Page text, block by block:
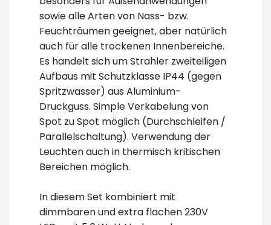
sowie alle Arten von Nass- bzw.
Feuchträumen geeignet, aber natürlich
auch für alle trockenen Innenbereiche.
Es handelt sich um Strahler zweiteiligen
Aufbaus mit Schutzklasse IP44 (gegen
Spritzwasser) aus Aluminium-
Druckguss. Simple Verkabelung von
Spot zu Spot möglich (Durchschleifen /
Parallelschaltung). Verwendung der
Leuchten auch in thermisch kritischen
Bereichen möglich.
In diesem Set kombiniert mit
dimmbaren und extra flachen 230V